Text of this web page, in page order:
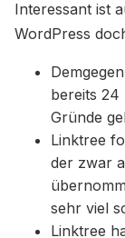
Interessant ist
WordPress
bereits 24
Gründe
Linktree
der zwar
sehr viel
Linktree